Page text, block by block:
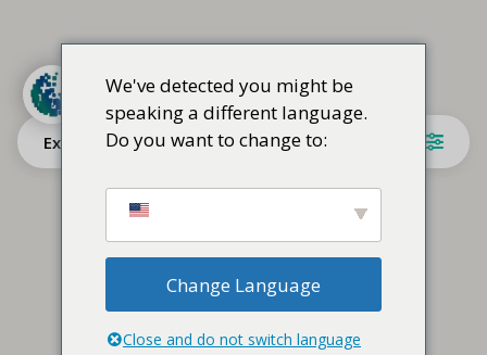
Explore
We've detected you might be
speaking a different language.
Do you want to change to:
Change Language
Close and do not switch language